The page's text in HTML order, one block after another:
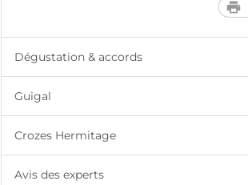
Dégustation & accords
Guigal
Crozes Hermitage
Avis des experts